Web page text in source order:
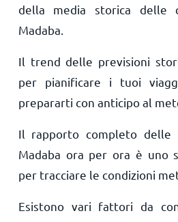
della media storica delle
Madaba.
Il trend delle previsioni
per pianificare i tuoi
prepararti con anticipo al
Il rapporto completo delle
Madaba ora per ora è uno
per tracciare le condizioni
Esistono vari fattori da